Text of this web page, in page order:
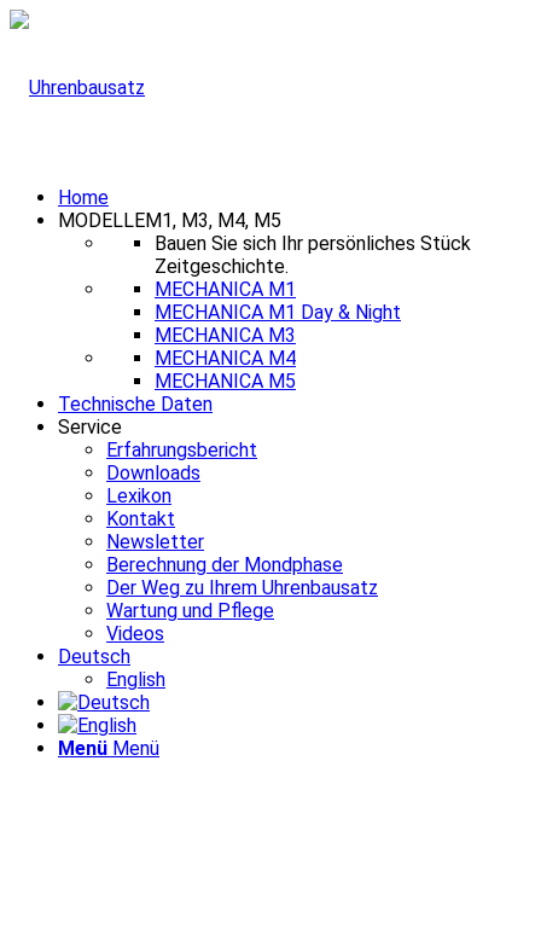
Home
MODELLEM1, M3, M4, M5
Bauen Sie sich Ihr persönliches Stück
Zeitgeschichte.
MECHANICA M1
MECHANICA M1 Day & Night
MECHANICA M3
MECHANICA M4
MECHANICA M5
Technische Daten
Service
Erfahrungsbericht
Downloads
Lexikon
Kontakt
Newsletter
Berechnung der Mondphase
Der Weg zu Ihrem Uhrenbausatz
Wartung und Pflege
Videos
Deutsch
English
Menü Menü